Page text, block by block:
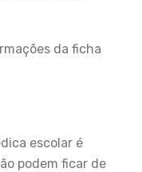
da ficha
escolar é
podem ficar de